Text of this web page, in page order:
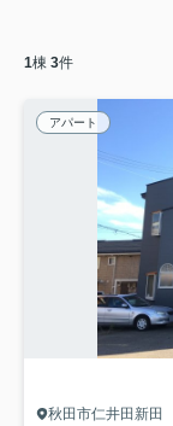
1棟 3件
アパート
秋田市仁井田新田